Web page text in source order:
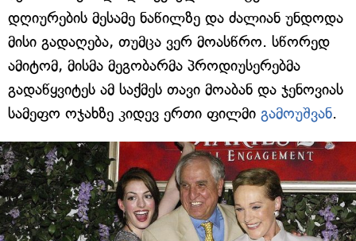
დღიურების მესამე ნაწილზე და ძალიან უნდოდა
მისი გადაღება, თუმცა ვერ მოასწრო. სწორედ
ამიტომ, მისმა მეგობარმა პროდიუსერებმა
გადაწყვიტეს ამ საქმეს თავი მოაბან და ჯენოვიას
სამეფო ოჯახზე კიდევ ერთი ფილმი გამოუშვან.